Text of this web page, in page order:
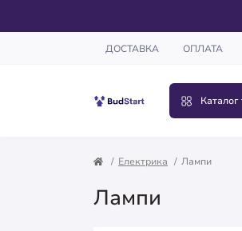
ДОСТАВКА ОПЛАТА
Каталог
Електрика Лампи
Лампи